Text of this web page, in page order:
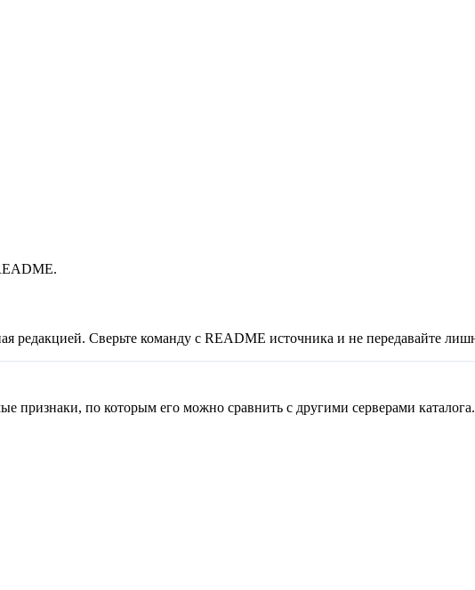
редакцией. Сверьте команду с README источника и не передавайте
признаки, по которым его можно сравнить с другими серверами каталога.